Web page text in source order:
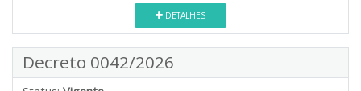
DETALHES
Decreto 0042/2026